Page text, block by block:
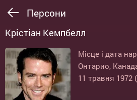
Персони
Крістіан Кемпбелл
Місце і дата
Онтарио,
11 травня 1972